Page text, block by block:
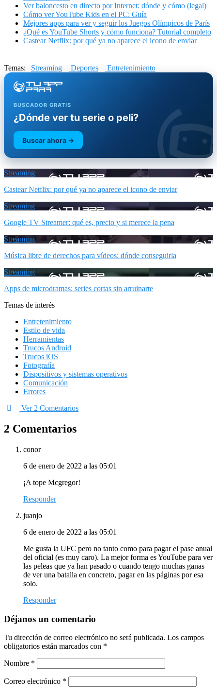
Ver baloncesto en directo por Internet: dónde y cómo (legal)
Cómo ver YouTube Kids en el PC: Guía
Mejores apps para ver y seguir los Juegos Olímpicos de París
¿Qué es YouTube Shorts y cómo funciona? Tutorial completo
Castear Netflix: por qué ya no aparece el icono de enviar
Temas: Streaming Deportes Entretenimiento
BUSCADOR GRATIS
¿Dónde ver tu serie o peli?
Buscar ahora →
Streaming
Castear Netflix: por qué ya no aparece el icono de enviar
Streaming
Google TV Streamer: qué es, precio y si merece la pena
Streaming
Música libre de derechos para vídeos: dónde conseguirla
Streaming
Apps de microdramas: series cortas sin arruinarte
Temas de interés
Entretenimiento
Estilo de vida
Herramientas
Trucos Android
Trucos iOS
Fotografía
Dispositivos y sistemas operativos
Comunicación
Errores
Ver 2 Comentarios
2 Comentarios
conor
6 de enero de 2022 a las 05:01
¡A tope Mcgregor!
Responder
juanjo
6 de enero de 2022 a las 05:01
Me gusta la UFC pero no tanto como para pagar el pase anual
del oficial (es muy caro). La mejor forma es YouTube para ver
las peleas que ya han pasado o cuando tengo muchas ganas
de ver una batalla en concreto, pagar en las páginas por esa
solo.
Responder
Déjanos un comentario
Tu dirección de correo electrónico no será publicada. Los campos
obligatorios están marcados con *
Nombre *
Correo electrónico *